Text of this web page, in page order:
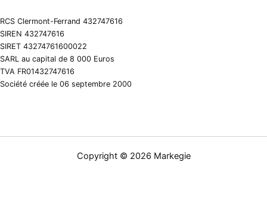
RCS Clermont-Ferrand 432747616
SIREN 432747616
SIRET 43274761600022
SARL au capital de 8 000 Euros
TVA FR01432747616
Société créée le 06 septembre 2000
Copyright © 2026 Markegie